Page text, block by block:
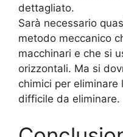
dettagliato.
Sarà necessario
metodo meccanico
macchinari e che si
orizzontali. Ma si
chimici per
difficile da eliminare.